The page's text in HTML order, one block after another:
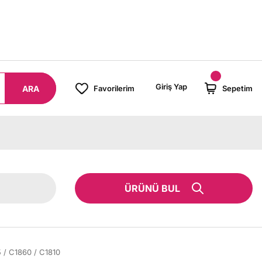
ARA Favorilerim Giriş Yap Sepetim
ÜRÜNÜ BUL
C1860 / C1810